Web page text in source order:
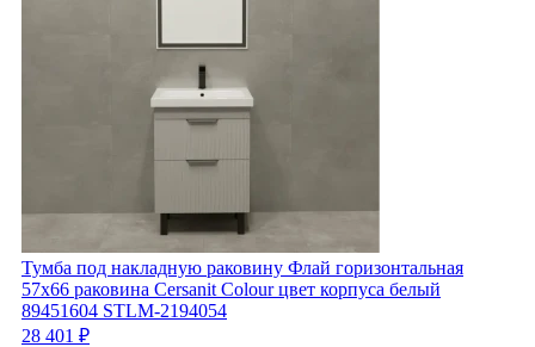
Тумба под накладную раковину Флай горизонтальная
57x66 раковина Cersanit Colour цвет корпуса белый
89451604 STLM-2194054
28 401 ₽